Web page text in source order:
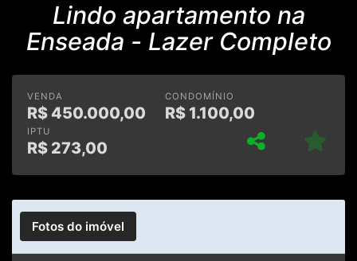
Lindo apartamento na
Enseada - Lazer Completo
VENDA
R$ 450.000,00
CONDOMÍNIO
R$ 1.100,00
IPTU
R$ 273,00
Fotos do imóvel